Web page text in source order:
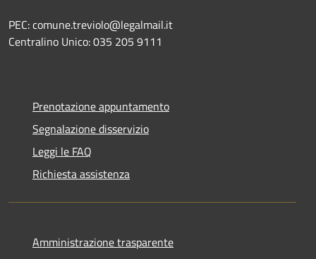
PEC: comune.treviolo@legalmail.it
Centralino Unico:035 205 9111
Prenotazione appuntamento
Segnalazione disservizio
Leggi le FAQ
Richiesta assistenza
Amministrazione trasparente